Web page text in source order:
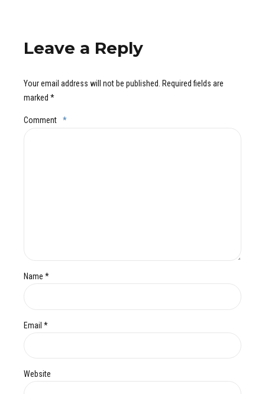
Leave a Reply
Your email address will not be published. Required fields are
marked *
Comment *
Name *
Email *
Website